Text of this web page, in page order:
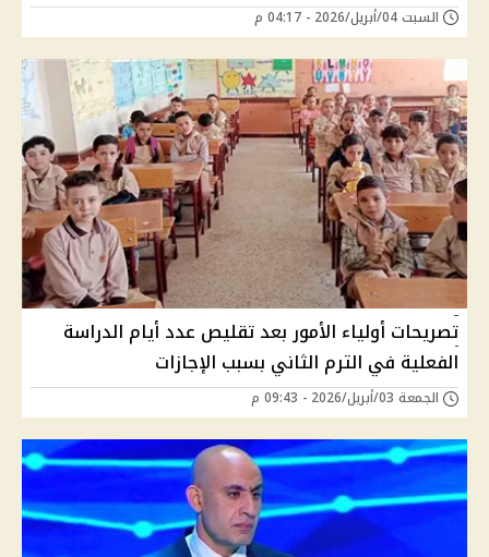
السبت 04/أبريل/2026 - 04:17 م
تصريحات أولياء الأمور بعد تقليص عدد أيام الدراسة
الفعلية في الترم الثاني بسبب الإجازات
الجمعة 03/أبريل/2026 - 09:43 م